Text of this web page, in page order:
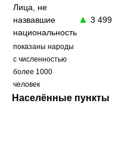
Лица, не
назвавшие
национальность
▲ 3 499
показаны народы
c численностью
более 1000
человек
Населённые пункты